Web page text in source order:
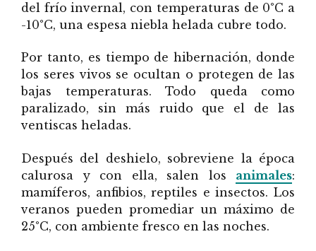
del frío invernal, con temperaturas de 0°C a
-10°C, una espesa niebla helada cubre todo.
Por tanto, es tiempo de hibernación, donde
los seres vivos se ocultan o protegen de las
bajas temperaturas. Todo queda como
paralizado, sin más ruido que el de las
ventiscas heladas.
Después del deshielo, sobreviene la época
calurosa y con ella, salen los animales:
mamíferos, anfibios, reptiles e insectos. Los
veranos pueden promediar un máximo de
25°C, con ambiente fresco en las noches.